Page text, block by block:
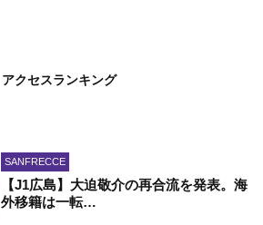
アクセスランキング
SANFRECCE
【J1広島】大迫敬介の再合流を発表。海
外移籍は一転…